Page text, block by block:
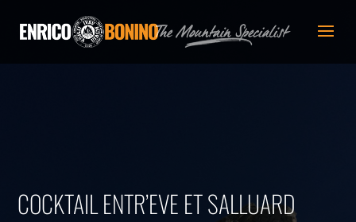
COCKTAIL ENTR’EVE ET SALLUARD